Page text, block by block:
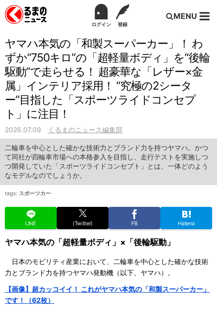
ログイン 登録
MENU
ヤマハ本気の「和製スーパーカー」！ わ
ずか“750キロ”の「超軽量ボディ」を“後輪
駆動”で走らせる！ 超豪華な「レザー×金
属」インテリア採用！ “究極の2シータ
ー”目指した「スポーツライドコンセプ
ト」に注目！
2026.07.09 くるまのニュース編集部
二輪車を中心とした確かな技術力とブランド力を持つヤマハ。かつ
て同社が四輪車市場への本格参入を目指し、走行テストを実施しつ
つ開発していた「スポーツライドコンセプト」とは、一体どのよう
なモデルなのでしょうか。
tags: スポーツカー
LINE (Twitter) FB Hatena
ヤマハ本気の「超軽量ボディ」×「後輪駆動」
日本のモビリティ産業において、二輪車を中心とした確かな技術
力とブランド力を持つヤマハ発動機（以下、ヤマハ）。
【画像】超カッコイイ！ これがヤマハ本気の「和製スーパーカー」
です！（62枚）